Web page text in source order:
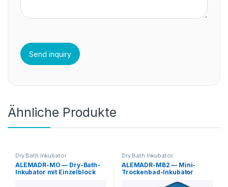
Ähnliche Produkte
Dry Bath Inkubator
ALEMADR-MO — Dry-Bath-
Inkubator mit Einzelblock
Dry Bath Inkubator
ALEMADR-MB2 — Mini-
Trockenbad-Inkubator